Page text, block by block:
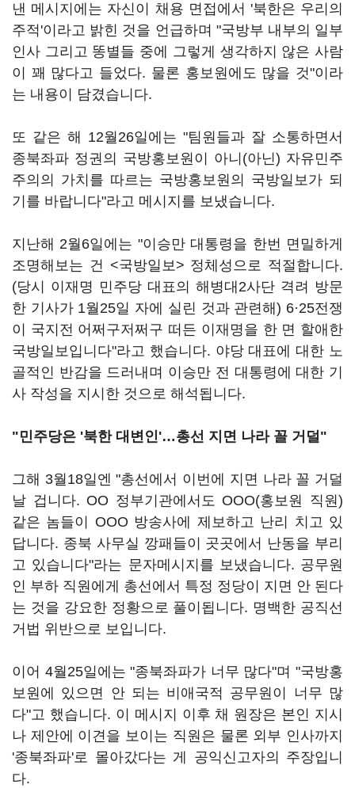
낸 메시지에는 자신이 채용 면접에서 '북한은 우리의
주적'이라고 밝힌 것을 언급하며 "국방부 내부의 일부
인사 그리고 똥별들 중에 그렇게 생각하지 않은 사람
이 꽤 많다고 들었다. 물론 홍보원에도 많을 것"이라
는 내용이 담겼습니다.
또 같은 해 12월26일에는 "팀원들과 잘 소통하면서
종북좌파 정권의 국방홍보원이 아니(아닌) 자유민주
주의의 가치를 따르는 국방홍보원의 국방일보가 되
기를 바랍니다"라고 메시지를 보냈습니다.
지난해 2월6일에는 "이승만 대통령을 한번 면밀하게
조명해보는 건 <국방일보> 정체성으로 적절합니다.
(당시 이재명 민주당 대표의 해병대2사단 격려 방문
한 기사가 1월25일 자에 실린 것과 관련해) 6·25전쟁
이 국지전 어쩌구저쩌구 떠든 이재명을 한 면 할애한
국방일보입니다"라고 했습니다. 야당 대표에 대한 노
골적인 반감을 드러내며 이승만 전 대통령에 대한 기
사 작성을 지시한 것으로 해석됩니다.
"민주당은 '북한 대변인'…총선 지면 나라 꼴 거덜"
그해 3월18일엔 "총선에서 이번에 지면 나라 꼴 거덜
날 겁니다. OO 정부기관에서도 OOO(홍보원 직원)
같은 놈들이 OOO 방송사에 제보하고 난리 치고 있
답니다. 종북 사무실 깡패들이 곳곳에서 난동을 부리
고 있습니다"라는 문자메시지를 보냈습니다. 공무원
인 부하 직원에게 총선에서 특정 정당이 지면 안 된다
는 것을 강요한 정황으로 풀이됩니다. 명백한 공직선
거법 위반으로 보입니다.
이어 4월25일에는 "종북좌파가 너무 많다"며 "국방홍
보원에 있으면 안 되는 비애국적 공무원이 너무 많
다"고 했습니다. 이 메시지 이후 채 원장은 본인 지시
나 제안에 이견을 보이는 직원은 물론 외부 인사까지
'종북좌파'로 몰아갔다는 게 공익신고자의 주장입니
다.